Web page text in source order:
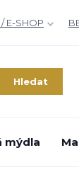
E-SHOP
Hledat
mýdla